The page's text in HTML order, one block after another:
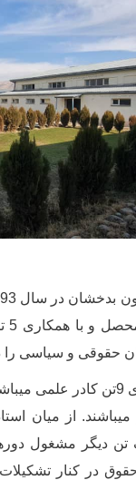
در سال 1393 هم
حقوقی و سیاسی را
دیگر مشغول
در کنار